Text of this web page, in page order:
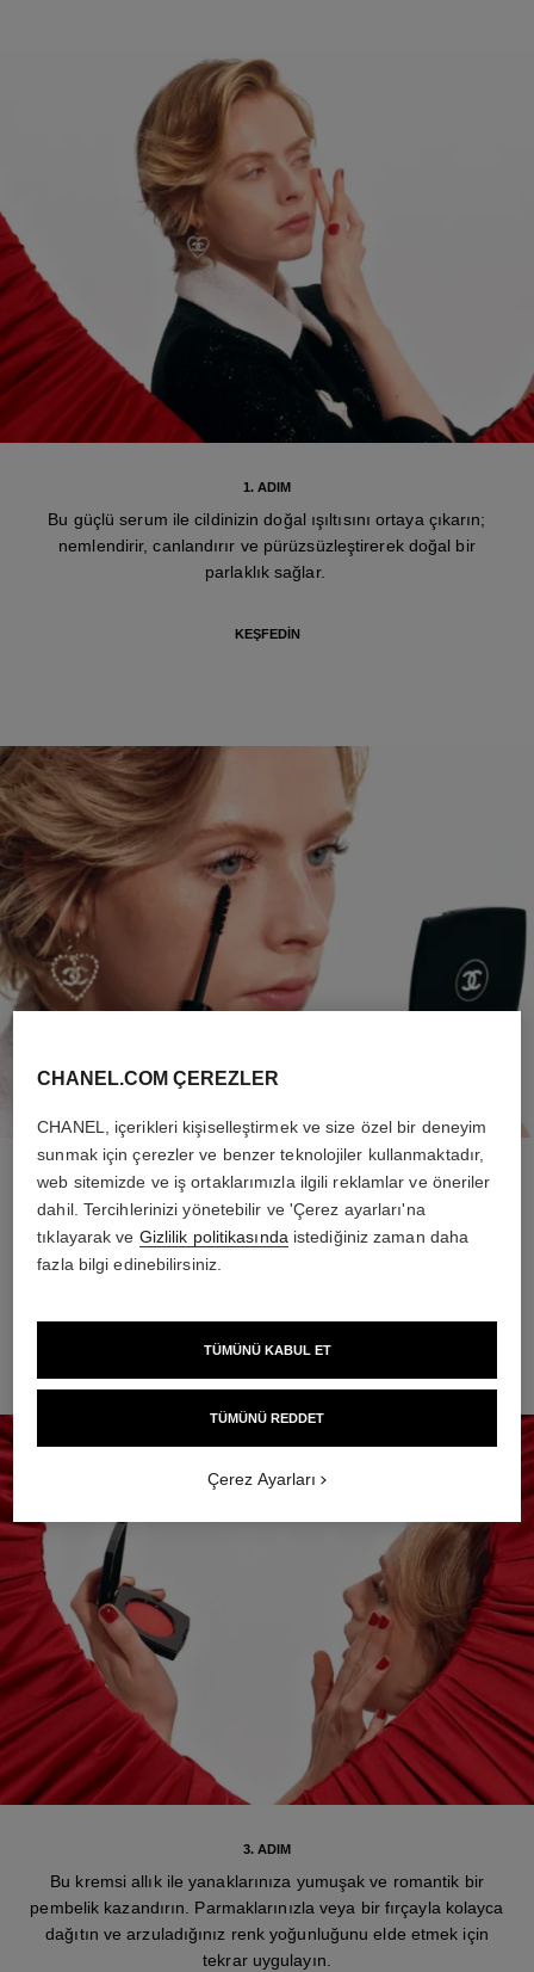
1. ADIM
Bu güçlü serum ile cildinizin doğal ışıltısını ortaya çıkarın;
nemlendirir, canlandırır ve pürüzsüzleştirerek doğal bir
parlaklık sağlar.
KEŞFEDIN
2. ADIM
Gözlerine daha açık bir ifade kazandırın ve bu hacim
maskarasıyla kirpiklerinize dolgunluk ve uzunluk katın.
3. ADIM
Bu kremsi allık ile yanaklarınıza yumuşak ve romantik bir
pembelik kazandırın. Parmaklarınızla veya bir fırçayla kolayca
dağıtın ve arzuladığınız renk yoğunluğunu elde etmek için
tekrar uygulayın.
CHANEL.COM ÇEREZLER
CHANEL, içerikleri kişiselleştirmek ve size özel bir deneyim
sunmak için çerezler ve benzer teknolojiler kullanmaktadır,
web sitemizde ve iş ortaklarımızla ilgili reklamlar ve öneriler
dahil. Tercihlerinizi yönetebilir ve 'Çerez ayarları'na
tıklayarak ve Gizlilik politikasında istediğiniz zaman daha
fazla bilgi edinebilirsiniz.
TÜMÜNÜ REDDET
TÜMÜNÜ KABUL ET
Çerez Ayarları